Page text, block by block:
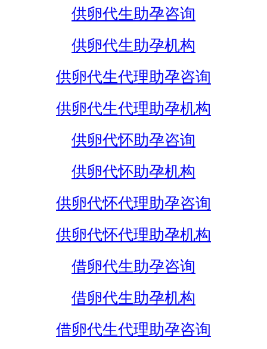
供卵代生助孕咨询
供卵代生助孕机构
供卵代生代理助孕咨询
供卵代生代理助孕机构
供卵代怀助孕咨询
供卵代怀助孕机构
供卵代怀代理助孕咨询
供卵代怀代理助孕机构
借卵代生助孕咨询
借卵代生助孕机构
借卵代生代理助孕咨询